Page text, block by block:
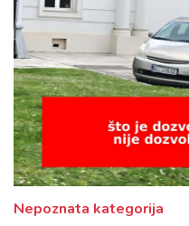
Nepoznata kategorija